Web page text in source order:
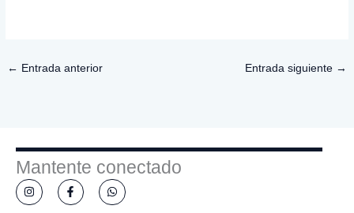
← Entrada anterior Entrada siguiente →
Mantente conectado
I
n
s
F
a
c
W
h
a